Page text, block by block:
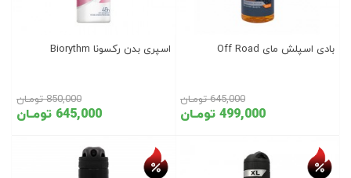
بادی اسپلش مای Off Road
499,000 تومـان
645,000 تومـان
اسپری بدن رکسونا Biorythm
645,000 تومـان
850,000 تومـان